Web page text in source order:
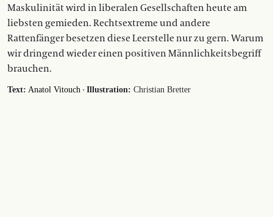
Maskulinität wird in liberalen Gesellschaften heute am
liebsten gemieden. Rechtsextreme und andere
Rattenfänger besetzen diese Leerstelle nur zu gern. Warum
wir dringend wieder einen positiven Männlichkeitsbegriff
brauchen.
Text: Anatol Vitouch · Illustration: Christian Bretter